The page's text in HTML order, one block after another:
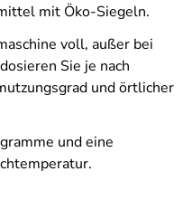
mit Öko-Siegeln.
voll, außer bei
Sie je nach
und örtlicher
und eine